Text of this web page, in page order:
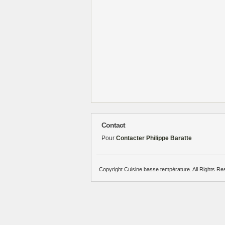
Contact
Pour Contacter Philippe Baratte
Copyright Cuisine basse température. All Rights